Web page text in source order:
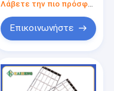
Επικοινωνήστε